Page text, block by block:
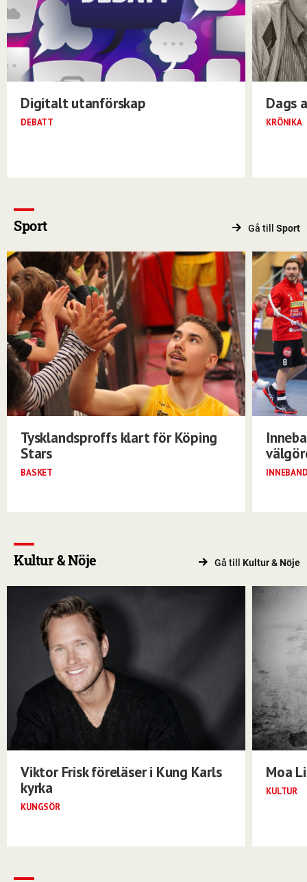
Digitalt utanförskap
DEBATT
Dags
KRÖNIKA
Sport Gå till Sport
Tysklandsproffs klart för Köping
Stars
BASKET
Kultur & Nöje Gå till Kultur & Nöje
Viktor Frisk föreläser i Kung Karls
kyrka
KUNGSÖR
Moa
KULTUR